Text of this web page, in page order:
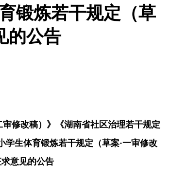
锻炼若干规定（草
的公告
审修改稿）》《湖南省社区治理若干规定
学生体育锻炼若干规定（草案·一审修改
意见的公告